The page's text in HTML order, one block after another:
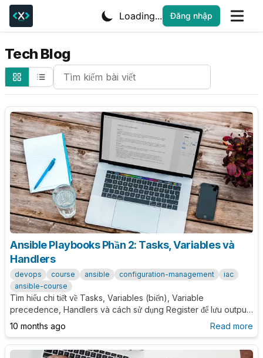
Loading... Đăng nhập
Tech Blog
Search Cheatsheets
Ansible Playbooks Phần 2: Tasks, Variables và
Handlers
devops course ansible configuration-management
iac
ansible-course
Tìm hiểu chi tiết về Tasks, Variables (biến), Variable
precedence, Handlers và cách sử dụng Register để lưu output
trong Ansible Playbooks.
10 months ago Read more